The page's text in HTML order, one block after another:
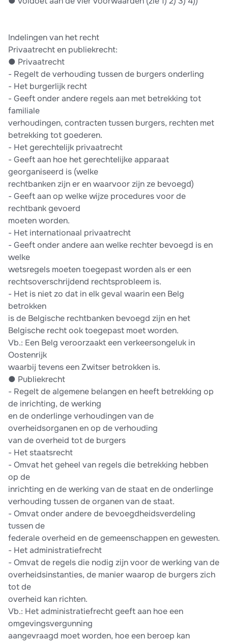
Indelingen van het recht
Privaatrecht en publiekrecht:
●​ Privaatrecht
-​ Regelt de verhouding tussen de burgers onderling
-​ Het burgerlijk recht
-​ Geeft onder andere regels aan met betrekking tot
familiale
verhoudingen, contracten tussen burgers, rechten met
betrekking tot goederen.
-​ Het gerechtelijk privaatrecht
-​ Geeft aan hoe het gerechtelijke apparaat
georganiseerd is (welke
rechtbanken zijn er en waarvoor zijn ze bevoegd)
-​ Geeft aan op welke wijze procedures voor de
rechtbank gevoerd
moeten worden.
-​ Het internationaal privaatrecht
-​ Geeft onder andere aan welke rechter bevoegd is en
welke
wetsregels moeten toegepast worden als er een
rechtsoverschrijdend rechtsprobleem is.
-​ Het is niet zo dat in elk geval waarin een Belg
betrokken
is de Belgische rechtbanken bevoegd zijn en het
Belgische recht ook toegepast moet worden.
Vb.: Een Belg veroorzaakt een verkeersongeluk in
Oostenrijk
waarbij tevens een Zwitser betrokken is.
●​ Publiekrecht
-​ Regelt de algemene belangen en heeft betrekking op
de inrichting, de werking
en de onderlinge verhoudingen van de
overheidsorganen en op de verhouding
van de overheid tot de burgers
-​ Het staatsrecht
-​ Omvat het geheel van regels die betrekking hebben
op de
inrichting en de werking van de staat en de onderlinge
verhouding tussen de organen van de staat.
-​ Omvat onder andere de bevoegdheidsverdeling
tussen de
federale overheid en de gemeenschappen en gewesten.
-​ Het administratiefrecht
-​ Omvat de regels die nodig zijn voor de werking van de
overheidsinstanties, de manier waarop de burgers zich
tot de
overheid kan richten.
Vb.: Het administratiefrecht geeft aan hoe een
omgevingsvergunning
aangevraagd moet worden, hoe een beroep kan